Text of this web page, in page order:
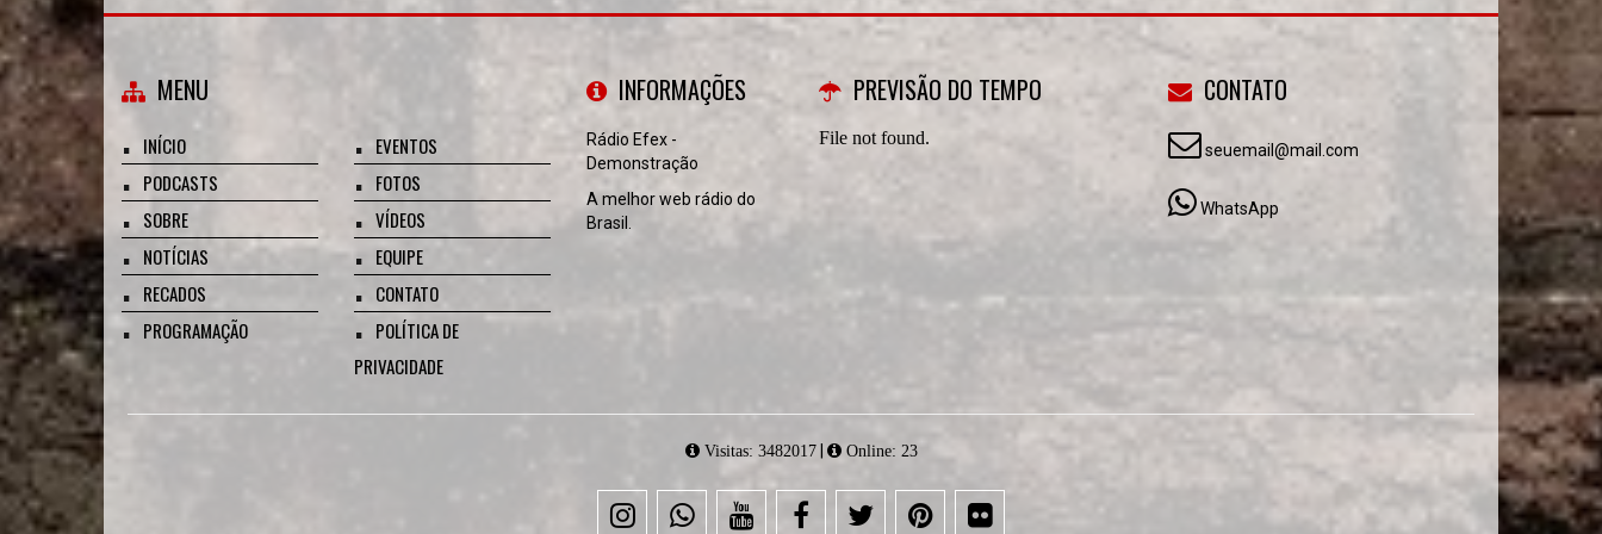
MENU
INÍCIO
PODCASTS
SOBRE
NOTÍCIAS
RECADOS
PROGRAMAÇÃO
EVENTOS
FOTOS
VÍDEOS
EQUIPE
CONTATO
POLÍTICA DE
PRIVACIDADE
INFORMAÇÕES
Rádio Efex -
Demonstração
A melhor web rádio do
Brasil.
PREVISÃO DO TEMPO CONTATO
seuemail@mail.com
WhatsApp
Visitas: 3482017| Online: 23